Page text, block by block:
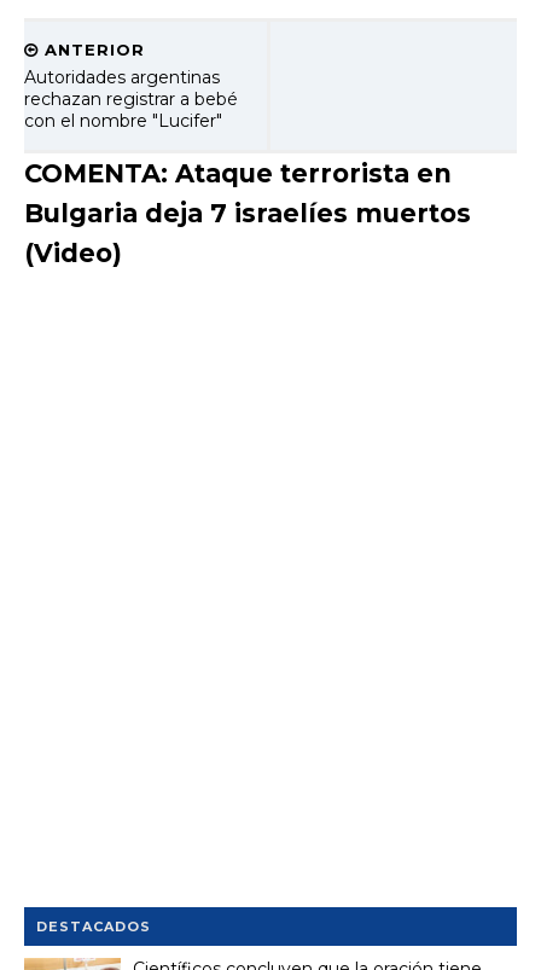
ANTERIOR
Autoridades argentinas
rechazan registrar a bebé
con el nombre "Lucifer"
COMENTA: Ataque terrorista en
Bulgaria deja 7 israelíes muertos
(Video)
DESTACADOS